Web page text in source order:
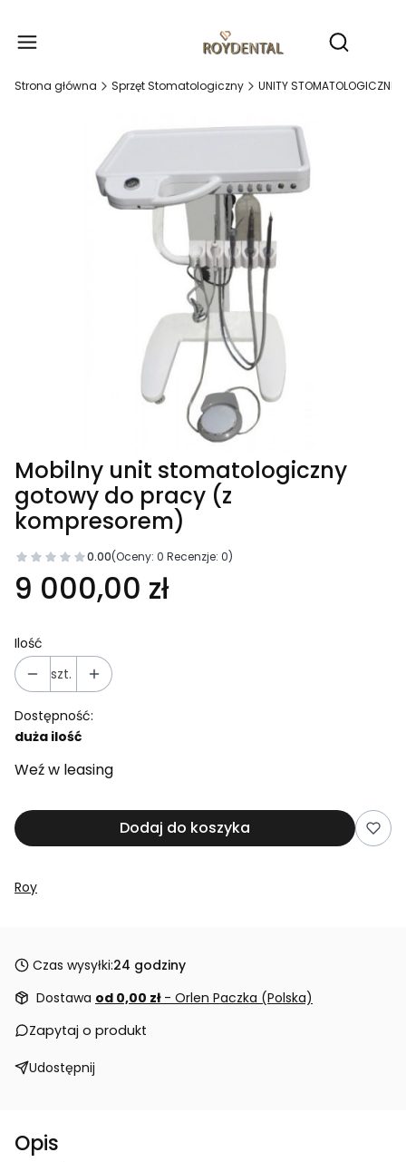
Otwórz
Strona główna Sprzęt Stomatologiczny UNITY STOMATOLOGICZNE
Mobilny unit stomatologiczny
gotowy do pracy (z
kompresorem)
0.00(Oceny: 0 Recenzje: 0)
9 000,00 zł
Ilość
szt.
Dostępność:
duża ilość
Weź w leasing
Dodaj do koszyka
Roy
Czas wysyłki:24 godziny
Dostawa od 0,00 zł - Orlen Paczka (Polska)
Zapytaj o produkt
Udostępnij
Opis